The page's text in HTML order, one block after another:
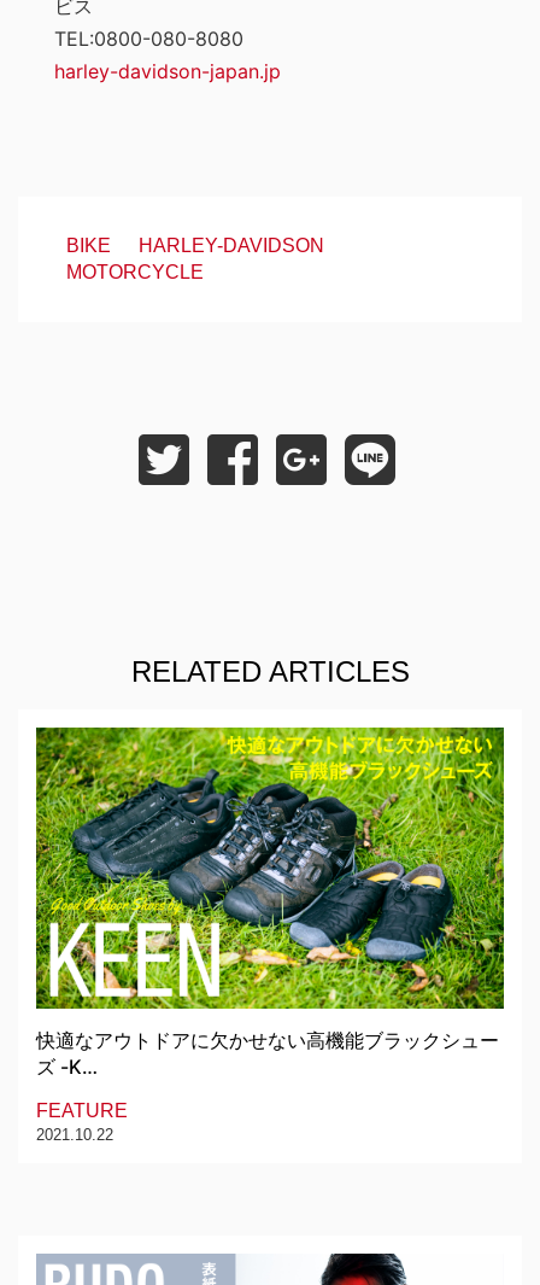
ビス
TEL:0800-080-8080
harley-davidson-japan.jp
BIKE
HARLEY-DAVIDSON
MOTORCYCLE
RELATED ARTICLES
快適なアウトドアに欠かせない高機能ブラックシュー
ズ -K…
FEATURE
2021.10.22